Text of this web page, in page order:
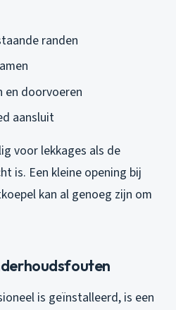
randen
en doorvoeren
aansluit
voor lekkages als de
is. Een kleine opening bij
kan al genoeg zijn om
is geïnstalleerd, is een